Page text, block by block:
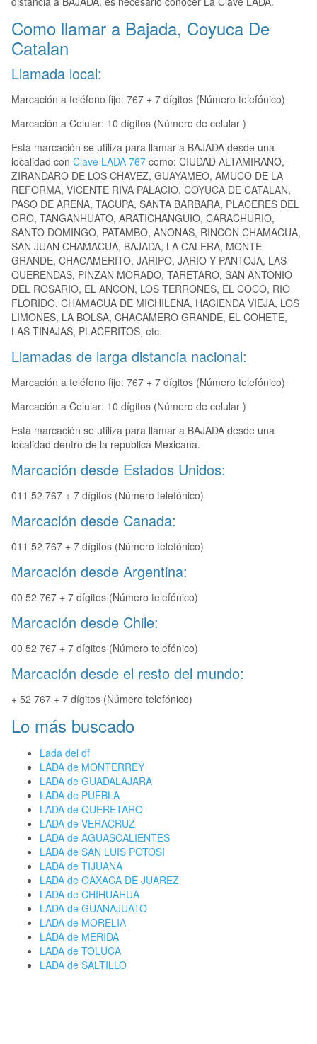
Como llamar a Bajada, Coyuca De
Catalan
Llamada local:
Marcación a teléfono fijo: 767 + 7 dígitos (Número telefónico)
Marcación a Celular: 10 dígitos (Número de celular )
Esta marcación se utiliza para llamar a BAJADA desde una
localidad con Clave LADA 767 como: CIUDAD ALTAMIRANO,
ZIRANDARO DE LOS CHAVEZ, GUAYAMEO, AMUCO DE LA
REFORMA, VICENTE RIVA PALACIO, COYUCA DE CATALAN,
PASO DE ARENA, TACUPA, SANTA BARBARA, PLACERES DEL
ORO, TANGANHUATO, ARATICHANGUIO, CARACHURIO,
SANTO DOMINGO, PATAMBO, ANONAS, RINCON CHAMACUA,
SAN JUAN CHAMACUA, BAJADA, LA CALERA, MONTE
GRANDE, CHACAMERITO, JARIPO, JARIO Y PANTOJA, LAS
QUERENDAS, PINZAN MORADO, TARETARO, SAN ANTONIO
DEL ROSARIO, EL ANCON, LOS TERRONES, EL COCO, RIO
FLORIDO, CHAMACUA DE MICHILENA, HACIENDA VIEJA, LOS
LIMONES, LA BOLSA, CHACAMERO GRANDE, EL COHETE,
LAS TINAJAS, PLACERITOS, etc.
Llamadas de larga distancia nacional:
Marcación a teléfono fijo: 767 + 7 dígitos (Número telefónico)
Marcación a Celular: 10 dígitos (Número de celular )
Esta marcación se utiliza para llamar a BAJADA desde una
localidad dentro de la republica Mexicana.
Marcación desde Estados Unidos:
011 52 767 + 7 dígitos (Número telefónico)
Marcación desde Canada:
011 52 767 + 7 dígitos (Número telefónico)
Marcación desde Argentina:
00 52 767 + 7 dígitos (Número telefónico)
Marcación desde Chile:
00 52 767 + 7 dígitos (Número telefónico)
Marcación desde el resto del mundo:
+ 52 767 + 7 dígitos (Número telefónico)
Lo más buscado
Lada del df
LADA de MONTERREY
LADA de GUADALAJARA
LADA de PUEBLA
LADA de QUERETARO
LADA de VERACRUZ
LADA de AGUASCALIENTES
LADA de SAN LUIS POTOSI
LADA de TIJUANA
LADA de OAXACA DE JUAREZ
LADA de CHIHUAHUA
LADA de GUANAJUATO
LADA de MORELIA
LADA de MERIDA
LADA de TOLUCA
LADA de SALTILLO